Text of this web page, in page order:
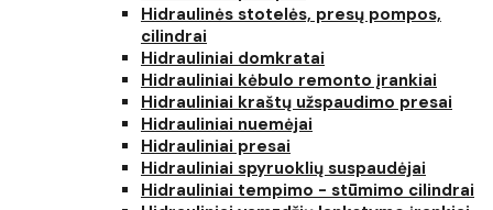
Hidraulinės stotelės, presų pompos,
cilindrai
Hidrauliniai domkratai
Hidrauliniai kėbulo remonto įrankiai
Hidrauliniai kraštų užspaudimo presai
Hidrauliniai nuemėjai
Hidrauliniai presai
Hidrauliniai spyruoklių suspaudėjai
Hidrauliniai tempimo - stūmimo cilindrai